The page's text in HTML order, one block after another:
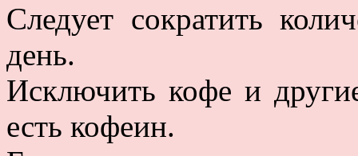
Следует сократить
день.
Исключить кофе и
есть кофеин.